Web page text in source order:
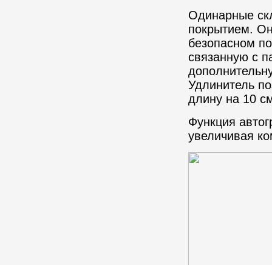
Одинарные
покрытием.
безопасном
связанную с
Удлинитель
длину на 10
Функция
увеличивая